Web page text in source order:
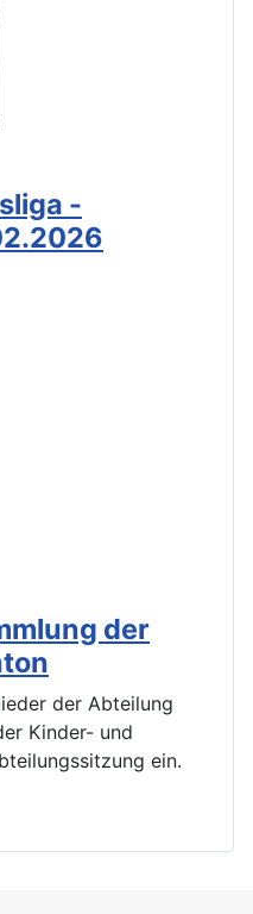
-
der
der Abteilung
Kinder- und
ein.